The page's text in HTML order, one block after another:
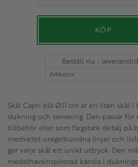
KÖP
Beställ nu -
Artikelnr
Skål Capri blå Ø11 cm är en liten skål
dukning och servering. Den passar
tillbehör eller som färgstark detalj på
medvetet oregelbundna linjer och
ger varje skål ett unikt uttryck. Den
medelhavsinspirerad känsla i